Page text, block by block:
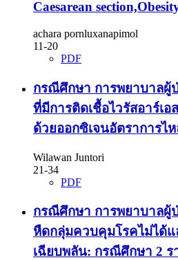
Caesarean
achara pornluxanapimol
11-20
PDF
กรณีศึกษา การพยาบาลผู้
ที่มีการติดเชื้อไวรัสอาร์เ
ด้วยออกซิเจนอัตราการไ
Wilawan Juntori
21-34
PDF
กรณีศึกษา การพยาบาลผู้
หืดกลุ่มควบคุมโรคไม่ได้แ
เฉียบพลัน: กรณีศึกษา 2 ร